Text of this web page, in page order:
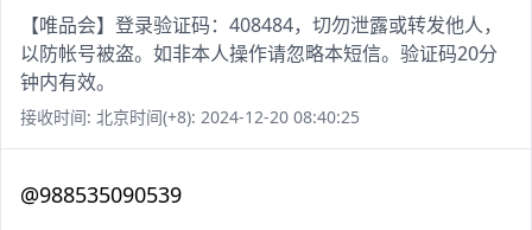
【唯品会】登录验证码：408484，切勿泄露或转发他人，
以防帐号被盗。如非本人操作请忽略本短信。验证码20分
钟内有效。
接收时间: 北京时间(+8): 2024-12-20 08:40:25
@988535090539